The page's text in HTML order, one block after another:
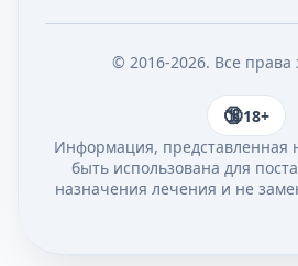
© 2016-2026. Все
18+
Информация, представленная
быть использована для
назначения лечения и не